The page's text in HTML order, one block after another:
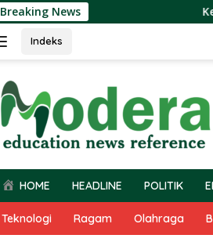
Breaking News Ketua
Indeks
HOME HEADLINE POLITIK
Teknologi Ragam Olahraga